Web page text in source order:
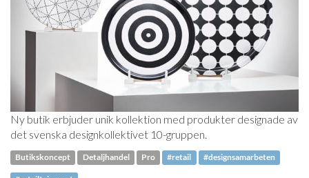
Ny butik erbjuder unik kollektion med produkter designade av
det svenska designkollektivet 10-gruppen.
Butikskoncept Detaljhandel Pro #retail #designsamarbeten